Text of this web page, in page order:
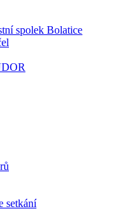
spolek Bolatice
setkání